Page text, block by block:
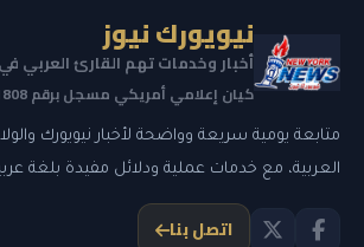
نيويورك نيوز
أخبار وخدمات تهم القارئ العربي
كيان إعلامي أمريكي مسجل برقم 0451351808
متابعة يومية سريعة وواضحة لأخبار نيويورك
العربية، مع خدمات عملية ودلائل مفيدة بلغة
اتصل بنا